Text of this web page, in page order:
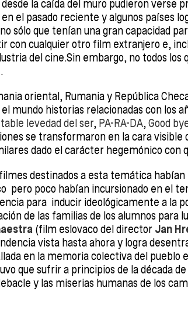
la caída del muro pudieron verse
el pasado reciente y algunos países
sólo que tenían una gran capacidad
con cualquier otro film extranjero e,
del cine.Sin embargo, no todos
oriental, Rumania y República
mundo historias relacionadas con los
levedad del ser, PA-RA-DA,Good
se transformaron en la cara visible
dado el carácter hegemónico con
destinados a esta temática
pero poco habían incursionado en el
para inducir ideológicamente a la
de las familias de los alumnos para
(film eslovaco del director Jan
vista hasta ahora y logra
en la memoria colectiva del pueblo
que sufrir a principios de la década
y las miserias humanas de los